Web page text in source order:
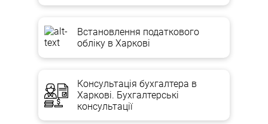
Конвертувати заборгованість в цінні папери, тим самим
Встановлення податкового
обліку в Харкові
Консультація бухгалтера в
Харкові. Бухгалтерські
консультації